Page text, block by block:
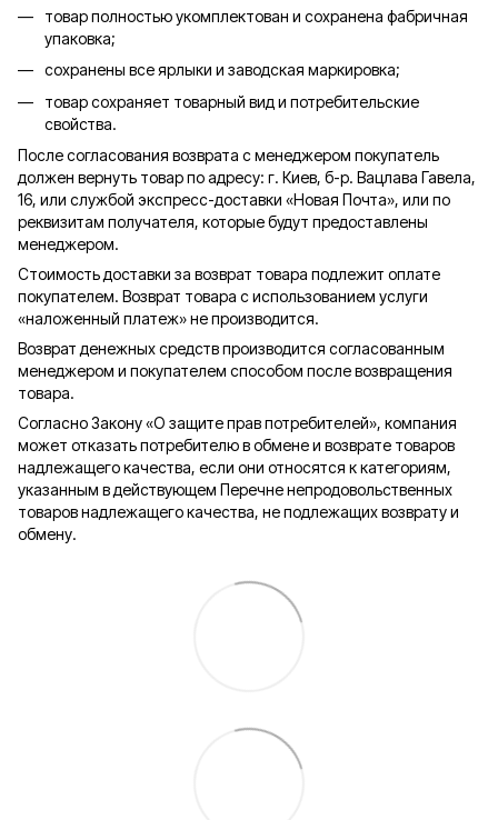
товар полностью укомплектован и сохранена фабричная
упаковка;
сохранены все ярлыки и заводская маркировка;
товар сохраняет товарный вид и потребительские
свойства.
После согласования возврата с менеджером покупатель
должен вернуть товар по адресу: г. Киев, б-р. Вацлава Гавела,
16, или службой экспресс-доставки «Новая Почта», или по
реквизитам получателя, которые будут предоставлены
менеджером.
Стоимость доставки за возврат товара подлежит оплате
покупателем. Возврат товара с использованием услуги
«наложенный платеж» не производится.
Возврат денежных средств производится согласованным
менеджером и покупателем способом после возвращения
товара.
Согласно Закону «О защите прав потребителей», компания
может отказать потребителю в обмене и возврате товаров
надлежащего качества, если они относятся к категориям,
указанным в действующем Перечне непродовольственных
товаров надлежащего качества, не подлежащих возврату и
обмену.